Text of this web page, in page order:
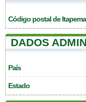
Código postal de Itapema
DADOS
País
Estado